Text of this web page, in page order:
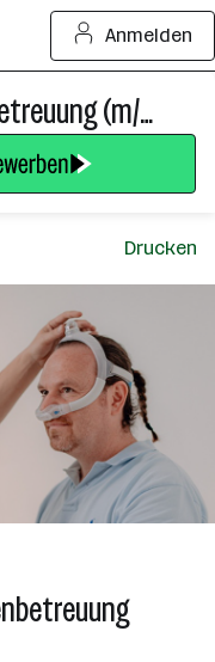
Anmelden
Filialmitarbeiter - Kundenbetreuung (m/w/d)
Drucken